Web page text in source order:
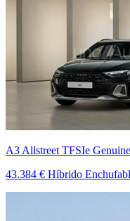
A3 Allstreet TFSIe
43.384 € Híbrido